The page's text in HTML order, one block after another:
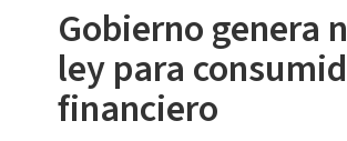
Gobierno genera
ley para
financiero